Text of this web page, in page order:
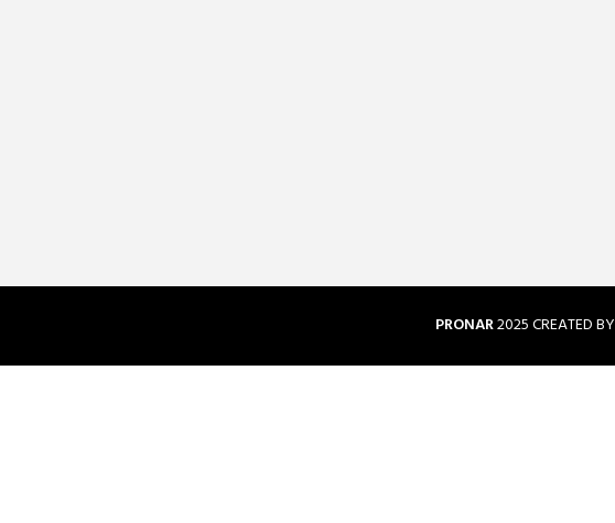
PRONAR2025 CREATED BY